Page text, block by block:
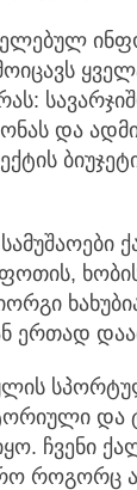
და
ფოთის,
ერთად
და
ჩვენი
როგორც